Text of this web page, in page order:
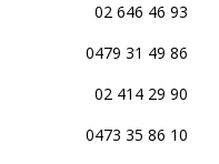
02 646 46 93
0479 31 49 86
02 414 29 90
0473 35 86 10